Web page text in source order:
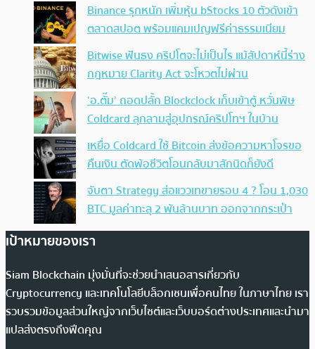
Binance รุกหนัก เพิ่มหุ้น bStocks 10 ตัวดังเข้า
ตลาดสปอต พร้อมแคมเปญฟรีค่าธรรมเนียม
Bitwise ฟันธง คริปโตจะไม่เป็นไร แม้สัปดาห์นี้ร่าง
กฎหมาย Clarity Act จะโหวตไม่ผ่าน
‘อ.ตั๊ม’ ถอดปลั้ก Blockclock เก็บเข้าตู้ หวั่นพิษ
Coldcard ลุกลามสู่อุปกรณ์คริปโทฯ ในบ้าน
เหยื่อ Coldcard ใช้ Bitcoin ส่งข้อความหาโจรขอ
คืนเงิน ตัดพ้อชีวิตโอนกลับมาสักนิดก็ยังดี
จับตา Strategy ส่อแววเทขายรอบ 4 ? โอน 1,030
BTC มูลค่าทะลุ 2 พันล้านบาท ออกจากกระเป๋า
เป้าหมายของเรา
Siam Blockchain มุ่งมั่นที่จะช่วยนำเสนอสารเกี่ยวกับ
Cryptocurrency และเทคโนโลยีบล็อกเชนเพื่อคนไทย ในภาษาไทย เรา
รวบรวมข้อมูลส่วนใหญ่จากเว็บไซต์และเว็บบอร์ดต่างประเทศและนำมา
แปลส่งตรงถึงฟีดคุณ